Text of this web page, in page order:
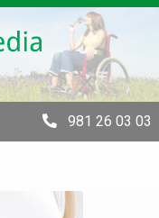
981 26 03 03